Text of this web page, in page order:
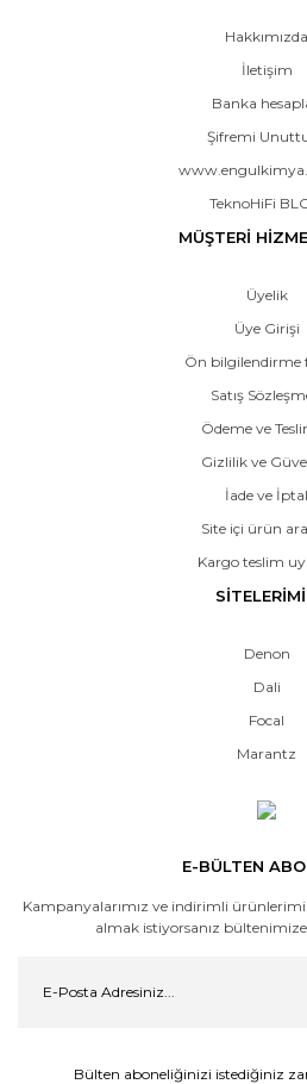
Hakkımızda
İletişim
Banka
Şifremi
TeknoHiFi
MÜŞTERİ
Üyelik
Üye Girişi
Ön bilgilendirme
Satış
Ödeme ve
Gizlilik ve
İade ve İptal
Site içi ürün
Kargo teslim
Denon
Dali
Focal
Marantz
E-BÜLTEN
Kampanyalarımız ve indirimli
almak istiyorsanız
Bülten aboneliğinizi istediğiniz